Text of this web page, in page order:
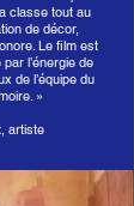
classe tout au
de décor,
Le film est
l’énergie de
de l’équipe du
»
artiste